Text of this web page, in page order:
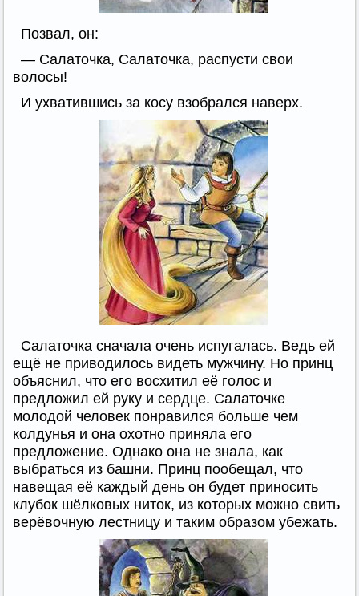
Позвал, он:
— Салаточка, Салаточка, распусти свои
волосы!
И ухватившись за косу взобрался наверх.
Салаточка сначала очень испугалась. Ведь ей
ещё не приводилось видеть мужчину. Но принц
объяснил, что его восхитил её голос и
предложил ей руку и сердце. Салаточке
молодой человек понравился больше чем
колдунья и она охотно приняла его
предложение. Однако она не знала, как
выбраться из башни. Принц пообещал, что
навещая её каждый день он будет приносить
клубок шёлковых ниток, из которых можно свить
верёвочную лестницу и таким образом убежать.